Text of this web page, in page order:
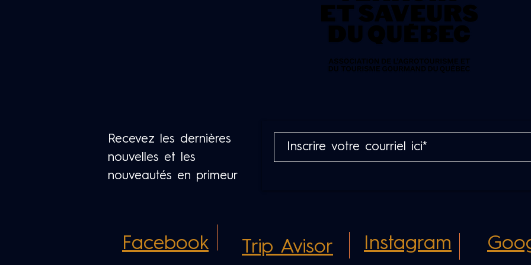
Recevez les dernières
nouvelles et les
nouveautés en primeur
Facebook Trip Avisor Instagram